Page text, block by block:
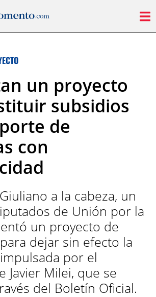
un proyecto
subsidios
de
con
a la cabeza, un
de Unión por la
un proyecto de
dejar sin efecto la
por el
Javier Milei, que se
del Boletín Oficial.